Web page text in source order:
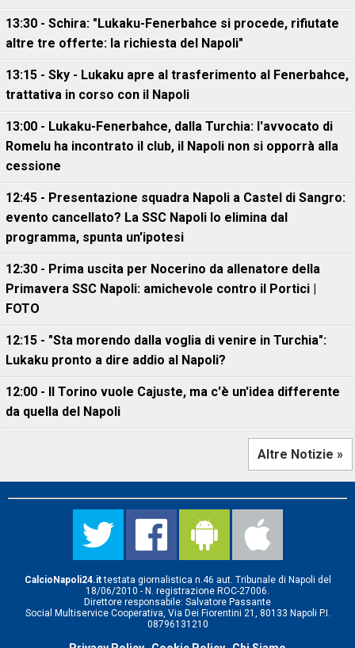
13:30 - Schira: "Lukaku-Fenerbahce si procede, rifiutate
altre tre offerte: la richiesta del Napoli"
13:15 - Sky - Lukaku apre al trasferimento al Fenerbahce,
trattativa in corso con il Napoli
13:00 - Lukaku-Fenerbahce, dalla Turchia: l'avvocato di
Romelu ha incontrato il club, il Napoli non si opporrà alla
cessione
12:45 - Presentazione squadra Napoli a Castel di Sangro:
evento cancellato? La SSC Napoli lo elimina dal
programma, spunta un'ipotesi
12:30 - Prima uscita per Nocerino da allenatore della
Primavera SSC Napoli: amichevole contro il Portici |
FOTO
12:15 - "Sta morendo dalla voglia di venire in Turchia":
Lukaku pronto a dire addio al Napoli?
12:00 - Il Torino vuole Cajuste, ma c'è un'idea differente
da quella del Napoli
Altre Notizie »
CalcioNapoli24.ittestata giornalistica n.46 aut. Tribunale di Napoli del
18/06/2010 - N. registrazione ROC-27006.
Direttore responsabile: Salvatore Passante
Social Multiservice Cooperativa, Via Dei Fiorentini 21, 80133 Napoli P.I.
08796131210